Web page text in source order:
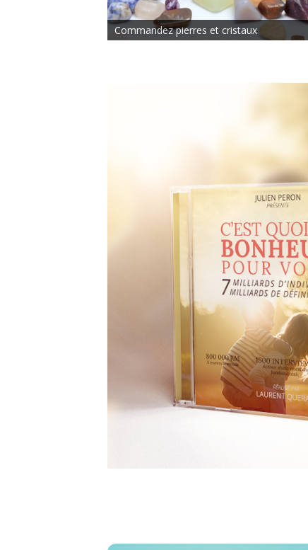
Commandez pierres et cristaux
Agenda bien-être